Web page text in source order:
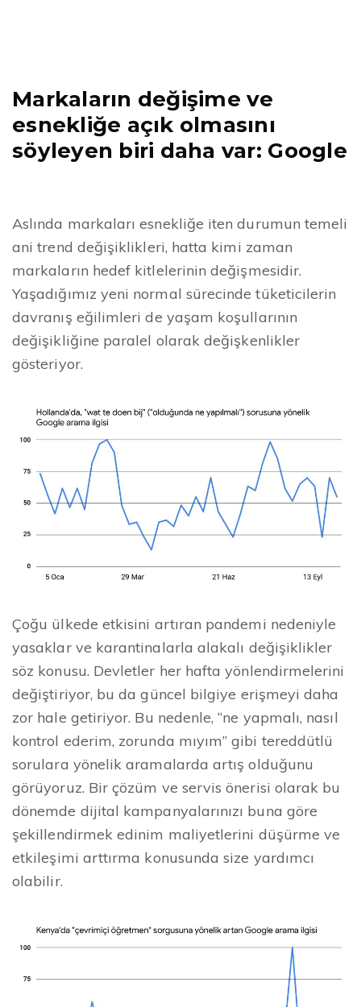
Markaların değişime ve
esnekliğe açık olmasını
söyleyen biri daha var: Google
Aslında markaları esnekliğe iten durumun temeli
ani trend değişiklikleri, hatta kimi zaman
markaların hedef kitlelerinin değişmesidir.
Yaşadığımız yeni normal sürecinde tüketicilerin
davranış eğilimleri de yaşam koşullarının
değişikliğine paralel olarak değişkenlikler
gösteriyor.
Çoğu ülkede etkisini artıran pandemi nedeniyle
yasaklar ve karantinalarla alakalı değişiklikler
söz konusu. Devletler her hafta yönlendirmelerini
değiştiriyor, bu da güncel bilgiye erişmeyi daha
zor hale getiriyor. Bu nedenle, “ne yapmalı, nasıl
kontrol ederim, zorunda mıyım” gibi tereddütlü
sorulara yönelik aramalarda artış olduğunu
görüyoruz. Bir çözüm ve servis önerisi olarak bu
dönemde dijital kampanyalarınızı buna göre
şekillendirmek edinim maliyetlerini düşürme ve
etkileşimi arttırma konusunda size yardımcı
olabilir.